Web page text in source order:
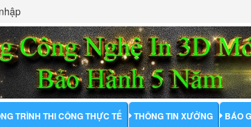
TRÌNH THI CÔNG THỰC TẾ THÔNG TIN XƯỞNG BÁO